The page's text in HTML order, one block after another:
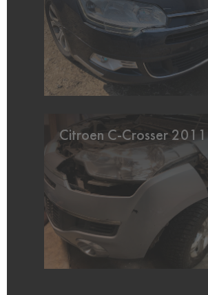
Citroen C-Crosser 2011